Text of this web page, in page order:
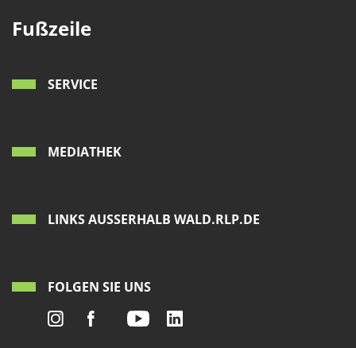
Fußzeile
SERVICE
MEDIATHEK
LINKS AUSSERHALB WALD.RLP.DE
FOLGEN SIE UNS